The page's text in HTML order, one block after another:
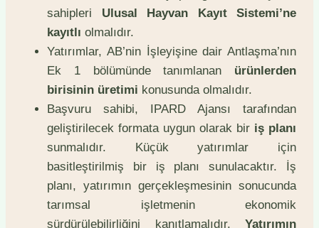
sahipleri Ulusal Hayvan Kayıt Sistemi’ne
kayıtlı olmalıdır.
Yatırımlar, AB’nin İşleyişine dair Antlaşma’nın
Ek 1 bölümünde tanımlanan ürünlerden
birisinin üretimi konusunda olmalıdır.
Başvuru sahibi, IPARD Ajansı tarafından
geliştirilecek formata uygun olarak bir iş planı
sunmalıdır. Küçük yatırımlar için
basitleştirilmiş bir iş planı sunulacaktır. İş
planı, yatırımın gerçekleşmesinin sonucunda
tarımsal işletmenin ekonomik
sürdürülebilirliğini kanıtlamalıdır. Yatırımın